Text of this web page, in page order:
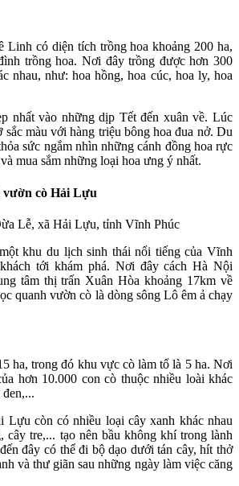
Linh có diện tích trồng hoa khoảng 200 ha,
trồng hoa. Nơi đây trồng được hơn 300
nhau, như: hoa hồng, hoa cúc, hoa ly, hoa
nhất vào những dịp Tết đến xuân về. Lúc
sắc màu với hàng triệu bông hoa đua nở. Du
sức ngắm nhìn những cánh đồng hoa rực
mua sắm những loại hoa ưng ý nhất.
cò Hải Lựu
Lễ, xã Hải Lựu, tỉnh Vĩnh Phúc
khu du lịch sinh thái nổi tiếng của Vĩnh
tới khám phá. Nơi đây cách Hà Nội
tâm thị trấn Xuân Hòa khoảng 17km về
quanh vườn cò là dòng sông Lô êm ả chạy
ha, trong đó khu vực cò làm tổ là 5 ha. Nơi
hơn 10.000 con cò thuộc nhiều loài khác
Lựu còn có nhiều loại cây xanh khác nhau
cây tre,... tạo nên bầu không khí trong lành
đây có thể đi bộ dạo dưới tán cây, hít thở
và thư giãn sau những ngày làm việc căng